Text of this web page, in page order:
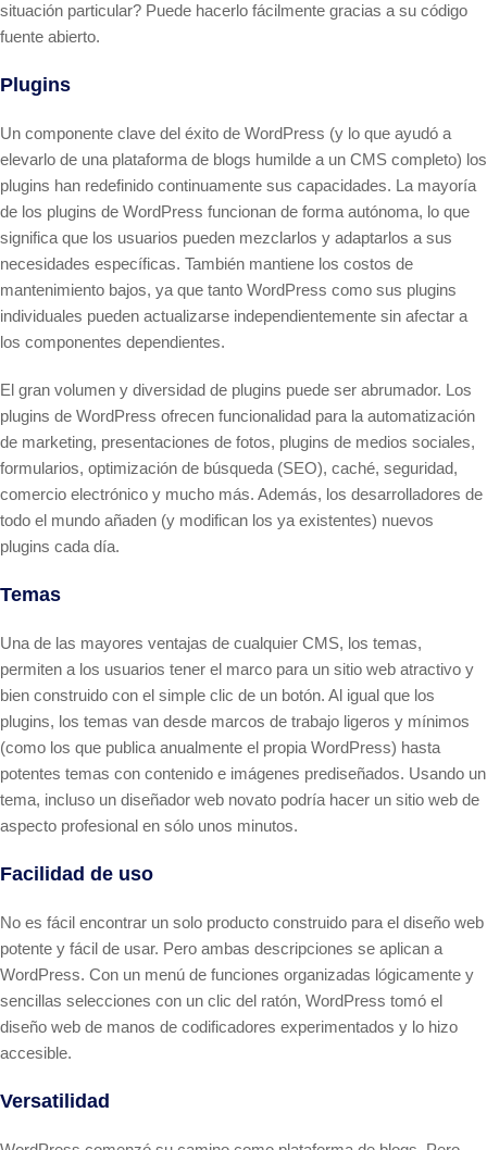
situación particular? Puede hacerlo fácilmente gracias a su código
fuente abierto.
Plugins
Un componente clave del éxito de WordPress (y lo que ayudó a
elevarlo de una plataforma de blogs humilde a un CMS completo) los
plugins han redefinido continuamente sus capacidades. La mayoría
de los plugins de WordPress funcionan de forma autónoma, lo que
significa que los usuarios pueden mezclarlos y adaptarlos a sus
necesidades específicas. También mantiene los costos de
mantenimiento bajos, ya que tanto WordPress como sus plugins
individuales pueden actualizarse independientemente sin afectar a
los componentes dependientes.
El gran volumen y diversidad de plugins puede ser abrumador. Los
plugins de WordPress ofrecen funcionalidad para la automatización
de marketing, presentaciones de fotos, plugins de medios sociales,
formularios, optimización de búsqueda (SEO), caché, seguridad,
comercio electrónico y mucho más. Además, los desarrolladores de
todo el mundo añaden (y modifican los ya existentes) nuevos
plugins cada día.
Temas
Una de las mayores ventajas de cualquier CMS, los temas,
permiten a los usuarios tener el marco para un sitio web atractivo y
bien construido con el simple clic de un botón. Al igual que los
plugins, los temas van desde marcos de trabajo ligeros y mínimos
(como los que publica anualmente el propia WordPress) hasta
potentes temas con contenido e imágenes prediseñados. Usando un
tema, incluso un diseñador web novato podría hacer un sitio web de
aspecto profesional en sólo unos minutos.
Facilidad de uso
No es fácil encontrar un solo producto construido para el diseño web
potente y fácil de usar. Pero ambas descripciones se aplican a
WordPress. Con un menú de funciones organizadas lógicamente y
sencillas selecciones con un clic del ratón, WordPress tomó el
diseño web de manos de codificadores experimentados y lo hizo
accesible.
Versatilidad